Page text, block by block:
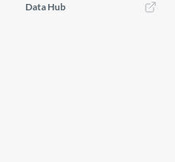
Data Hub